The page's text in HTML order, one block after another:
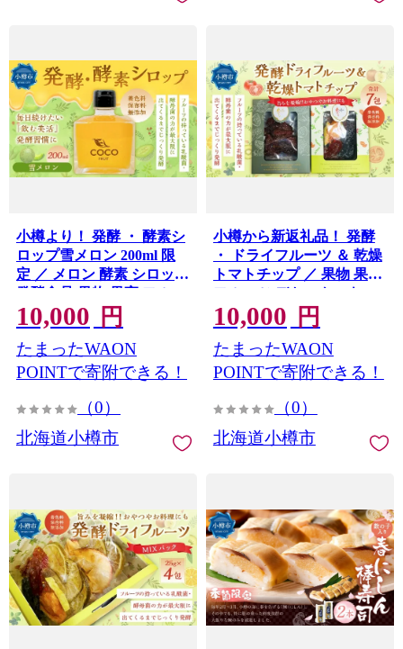
小樽より！ 発酵 ・ 酵素シ
ロップ雪メロン 200ml 限
定 ／ メロン 酵素 シロップ
発酵食品 果物 果実 フルー
ツ デトックスウォーター
北海道 小樽市 常温
10,000 円
たまったWAON
POINTで寄附できる！
（0）
北海道小樽市
小樽から新返礼品！ 発酵
・ ドライフルーツ ＆ 乾燥
トマトチップ ／ 果物 果実
フルーツ デトックスウォ
ーター 野菜 トマト 野菜チ
ップ おやつ 料理 北海道 小
樽市 冷蔵
10,000 円
たまったWAON
POINTで寄附できる！
（0）
北海道小樽市